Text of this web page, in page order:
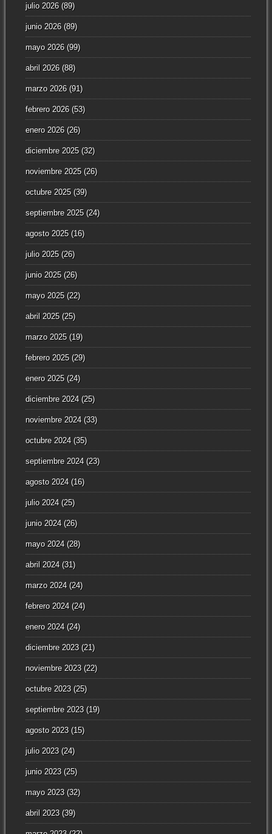
julio 2026(89)
junio 2026(89)
mayo 2026(99)
abril 2026(88)
marzo 2026(91)
febrero 2026(53)
enero 2026(26)
diciembre 2025(32)
noviembre 2025(26)
octubre 2025(39)
septiembre 2025(24)
agosto 2025(16)
julio 2025(26)
junio 2025(26)
mayo 2025(22)
abril 2025(25)
marzo 2025(19)
febrero 2025(29)
enero 2025(24)
diciembre 2024(25)
noviembre 2024(33)
octubre 2024(35)
septiembre 2024(23)
agosto 2024(16)
julio 2024(25)
junio 2024(26)
mayo 2024(28)
abril 2024(31)
marzo 2024(24)
febrero 2024(24)
enero 2024(24)
diciembre 2023(21)
noviembre 2023(22)
octubre 2023(25)
septiembre 2023(19)
agosto 2023(15)
julio 2023(24)
junio 2023(25)
mayo 2023(32)
abril 2023(39)